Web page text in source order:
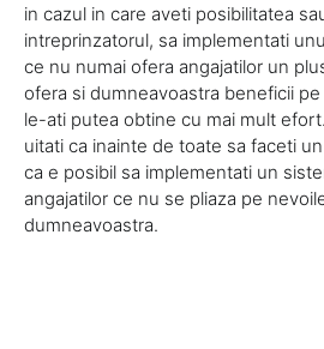
in cazul in care aveti posibilitatea
intreprinzatorul, sa implementati
ce nu numai ofera angajatilor un
ofera si dumneavoastra beneficii
le-ati putea obtine cu mai mult
uitati ca inainte de toate sa faceti
ca e posibil sa implementati un
angajatilor ce nu se pliaza pe
dumneavoastra.